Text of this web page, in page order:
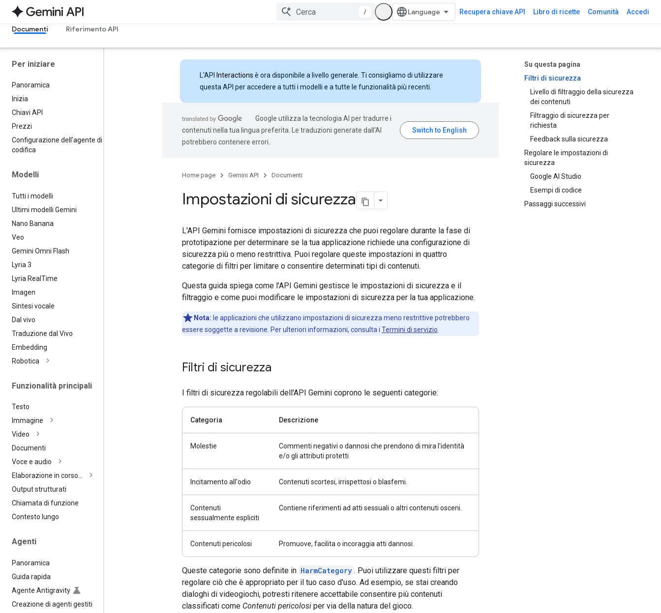
/ Recupera chiave API Libro di ricette Comunità Accedi
Documenti Riferimento API
Per iniziare
Panoramica
Inizia
Chiavi API
Prezzi
Configurazione dell'agente di
codifica
Modelli
Tutti i modelli
Ultimi modelli Gemini
Nano Banana
Veo
Gemini Omni Flash
Lyria 3
Lyria Real Time
Imagen
Sintesi vocale
Dal vivo
Traduzione dal Vivo
Embedding
Robotica
Funzionalità principali
Testo
Immagine
Video
Documenti
Voce e audio
Elaborazione in corso…
Output strutturati
Chiamata di funzione
Contesto lungo
Agenti
Panoramica
Guida rapida
Agente Antigravity
Creazione di agenti gestiti
Su questa pagina
Filtri di sicurezza
Livello di filtraggio della sicurezza
dei contenuti
Filtraggio di sicurezza per
richiesta
Feedback sulla sicurezza
Regolare le impostazioni di
sicurezza
Google AI Studio
Esempi di codice
Passaggi successivi
L'API Interactions è ora disponibile a livello generale. Ti consigliamo di utilizzare
questa API per accedere a tutti i modelli e a tutte le funzionalità più recenti.
Google utilizza la tecnologia AI per tradurre i
contenuti nella tua lingua preferita. Le traduzioni generate dall'AI
potrebbero contenere errori.
Home page Gemini API Documenti
Impostazioni di sicurezza
L'API Gemini fornisce impostazioni di sicurezza che puoi regolare durante la fase di
prototipazione per determinare se la tua applicazione richiede una configurazione di
sicurezza più o meno restrittiva. Puoi regolare queste impostazioni in quattro
categorie di filtri per limitare o consentire determinati tipi di contenuti.
Questa guida spiega come l'API Gemini gestisce le impostazioni di sicurezza e il
filtraggio e come puoi modificare le impostazioni di sicurezza per la tua applicazione.
Nota: le applicazioni che utilizzano impostazioni di sicurezza meno restrittive potrebbero
essere soggette a revisione. Per ulteriori informazioni, consulta i Termini di servizio
Filtri di sicurezza
I filtri di sicurezza regolabili dell'API Gemini coprono le seguenti categorie:
Categoria Descrizione
Molestie
Commenti negativi o dannosi che prendono di mira l'identità
e/o gli attributi protetti
Incitamento all'odio Contenuti scortesi, irrispettosi o blasfemi.
Contenuti
sessualmente espliciti
Contiene riferimenti ad atti sessuali o altri contenuti osceni.
Contenuti pericolosi Promuove, facilita o incoraggia atti dannosi.
Queste categorie sono definite in HarmCategory . Puoi utilizzare questi filtri per
regolare ciò che è appropriato per il tuo caso d'uso. Ad esempio, se stai creando
dialoghi di videogiochi, potresti ritenere accettabile consentire più contenuti
classificati come Contenuti pericolosi per via della natura del gioco.